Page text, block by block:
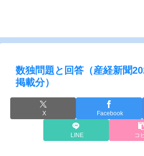
数独問題と回答（産経新聞
掲載分）
X Facebook
LINE コ